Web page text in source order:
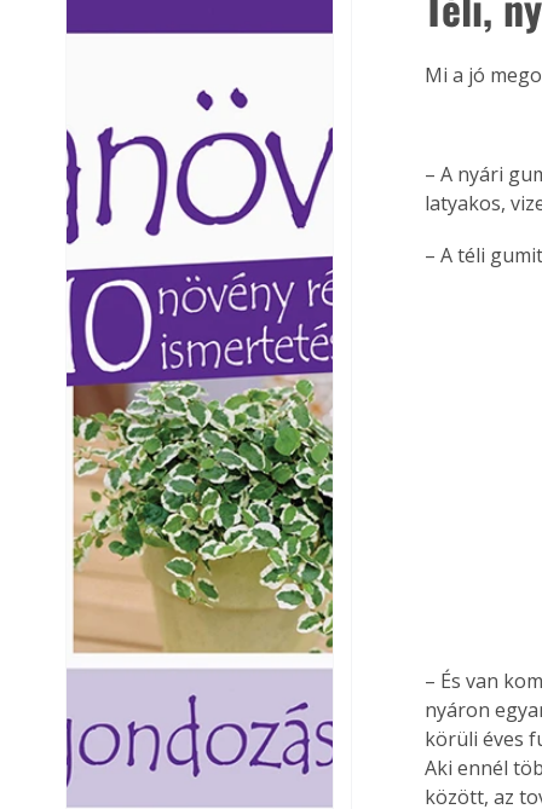
Ezermester
mert: – tMi a jó
– A nyári
latyakos,
– A téli
– És van
nyáron
körüli éves
Aki ennél
között, az